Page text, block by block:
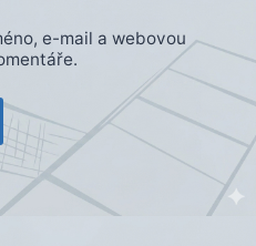
e-mail a webovou